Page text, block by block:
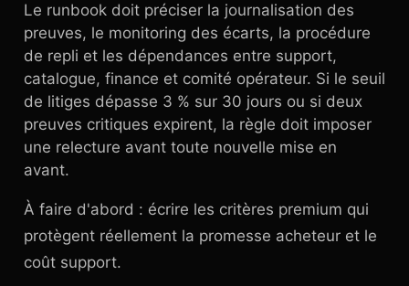
Le runbook doit préciser la journalisation des
preuves, le monitoring des écarts, la procédure
de repli et les dépendances entre support,
catalogue, finance et comité opérateur. Si le seuil
de litiges dépasse 3 % sur 30 jours ou si deux
preuves critiques expirent, la règle doit imposer
une relecture avant toute nouvelle mise en
avant.
À faire d'abord : écrire les critères premium qui
protègent réellement la promesse acheteur et le
coût support.